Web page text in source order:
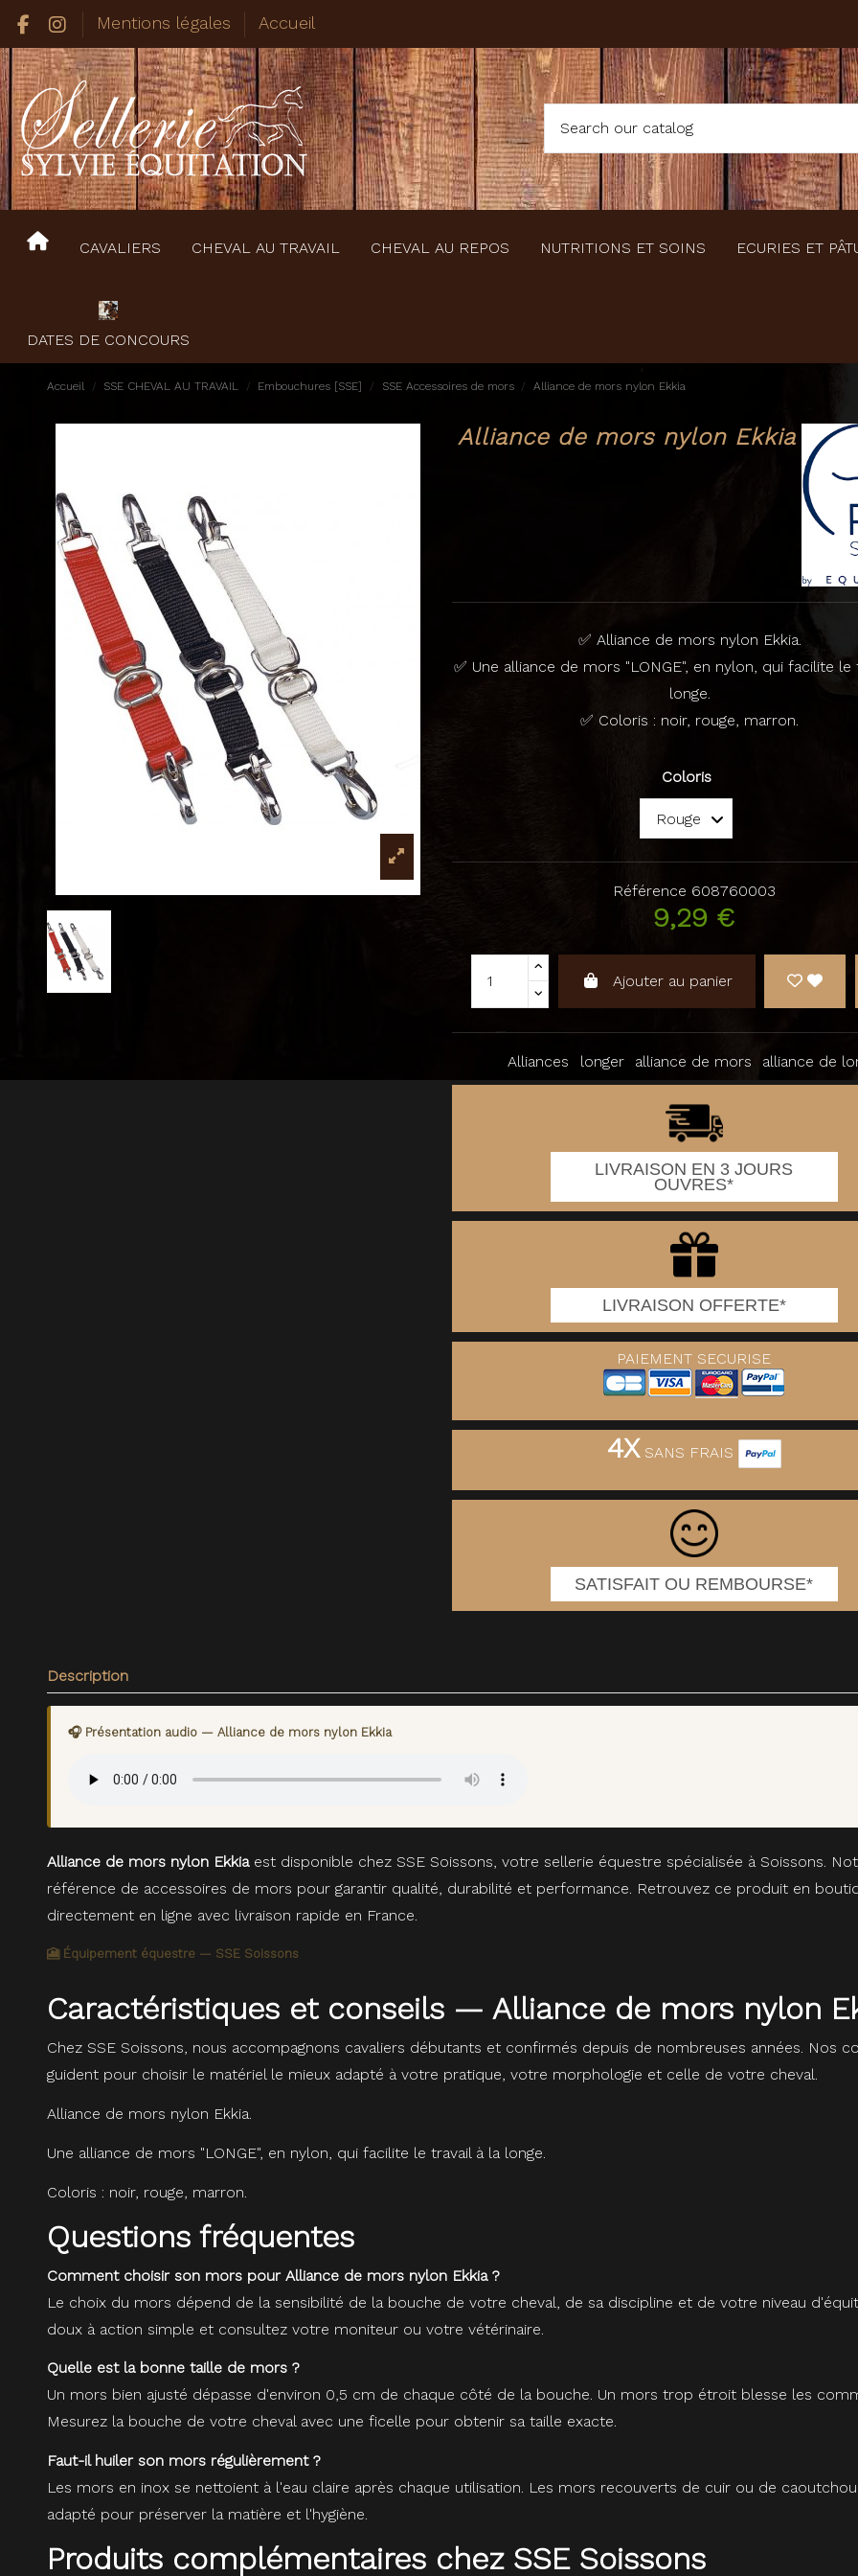
Mentions légales Accueil
CAVALIERS CHEVAL AU TRAVAIL CHEVAL AU REPOS NUTRITIONS ET SOINS ECURIES ET
DATES DE CONCOURS
Accueil SSE CHEVAL AU TRAVAIL Embouchures [SSE] SSE Accessoires de mors Alliance de mors nylon Ekkia
Alliance de mors nylon Ekkia
✅ Alliance de mors nylon Ekkia.
✅ Une alliance de mors "LONGE", en nylon, qui facilite le
longe.
✅ Coloris : noir, rouge, marron.
Coloris
Référence 608760003
9,29 €
Ajouter au panier
Alliances longer alliance de mors alliance de
LIVRAISON EN 3 JOURS
OUVRES*
LIVRAISON OFFERTE*
PAIEMENT SECURISE
4XSANS FRAIS
SATISFAIT OU REMBOURSE*
Description
🎧 Présentation audio — Alliance de mors nylon Ekkia
Alliance de mors nylon Ekkiaest disponible chez SSE Soissons, votre sellerie équestre spécialisée à Soissons.
référence de accessoires de mors pour garantir qualité, durabilité et performance. Retrouvez ce produit en
directement en ligne avec livraison rapide en France.
🎦 Équipement équestre — SSE Soissons
Caractéristiques et conseils — Alliance de mors nylon
Chez SSE Soissons, nous accompagnons cavaliers débutants et confirmés depuis de nombreuses années. Nos
guident pour choisir le matériel le mieux adapté à votre pratique, votre morphologie et celle de votre cheval.
Alliance de mors nylon Ekkia.
Une alliance de mors "LONGE", en nylon, qui facilite le travail à la longe.
Coloris : noir, rouge, marron.
Questions fréquentes
Comment choisir son mors pour Alliance de mors nylon Ekkia ?
Le choix du mors dépend de la sensibilité de la bouche de votre cheval, de sa discipline et de votre niveau
doux à action simple et consultez votre moniteur ou votre vétérinaire.
Quelle est la bonne taille de mors ?
Un mors bien ajusté dépasse d'environ 0,5 cm de chaque côté de la bouche. Un mors trop étroit blesse les
Mesurez la bouche de votre cheval avec une ficelle pour obtenir sa taille exacte.
Faut-il huiler son mors régulièrement ?
Les mors en inox se nettoient à l'eau claire après chaque utilisation. Les mors recouverts de cuir ou de
adapté pour préserver la matière et l'hygiène.
Produits complémentaires chez SSE Soissons